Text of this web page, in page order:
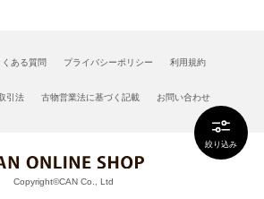
絞り込み
くある質問 プライバシーポリシー 利用規約
引法 古物営業法に基づく記載 お問い合わせ
Copyright©CAN Co., Ltd